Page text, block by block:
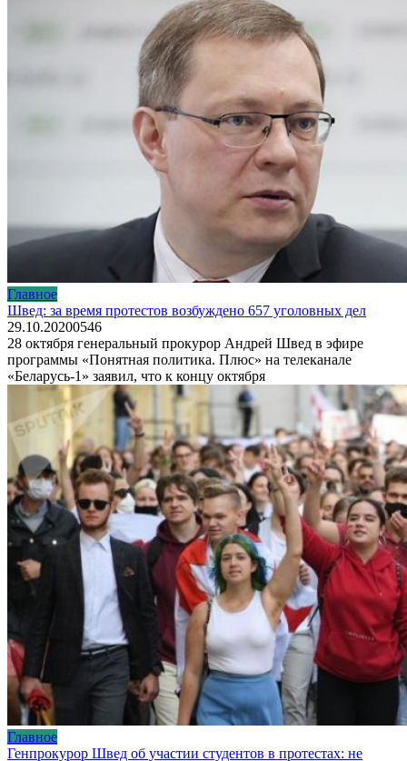
Главное
Швед: за время протестов возбуждено 657 уголовных дел
29.10.20200546
28 октября генеральный прокурор Андрей Швед в эфире
программы «Понятная политика. Плюс» на телеканале
«Беларусь-1» заявил, что к концу октября
Главное
Генпрокурор Швед об участии студентов в протестах: не